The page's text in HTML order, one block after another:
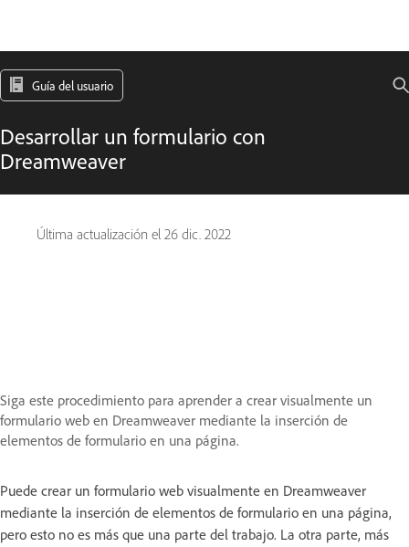
Guía del usuario
Desarrollar un formulario con
Dreamweaver
Última actualización el 26 dic. 2022
Siga este procedimiento para aprender a crear visualmente un
formulario web en Dreamweaver mediante la inserción de
elementos de formulario en una página.
Puede crear un formulario web visualmente en Dreamweaver
mediante la inserción de elementos de formulario en una página,
pero esto no es más que una parte del trabajo. La otra parte, más